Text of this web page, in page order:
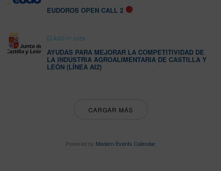
EUDOROS OPEN CALL 2
AGO 07 2026
AYUDAS PARA MEJORAR LA COMPETITIVIDAD DE
LA INDUSTRIA AGROALIMENTARIA DE CASTILLA Y
LEÓN (LÍNEA AI2)
CARGAR MÁS
Powered by Modern Events Calendar